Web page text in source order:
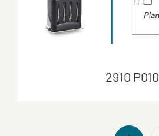
2910 P010